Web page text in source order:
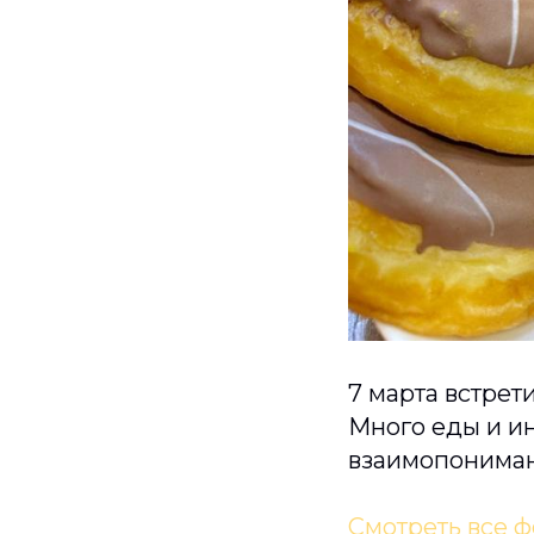
7 марта
Много еды и
Смотреть все